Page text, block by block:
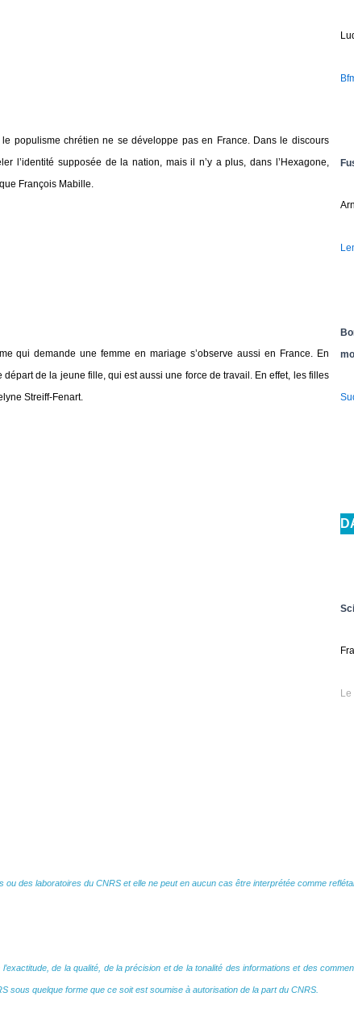
populisme chrétien ne se développe pas en France. Dans le discours
l’identité supposée de la nation, mais il n’y a plus, dans l’Hexagone,
François Mabille.
qui demande une femme en mariage s’observe aussi en France. En
de la jeune fille, qui est aussi une force de travail. En effet, les filles
Streiff-Fenart.
des laboratoires du CNRS et elle ne peut en aucun cas être interprétée comme
de la qualité, de la précision et de la tonalité des informations et des
sous quelque forme que ce soit est soumise à autorisation de la part du CNRS.